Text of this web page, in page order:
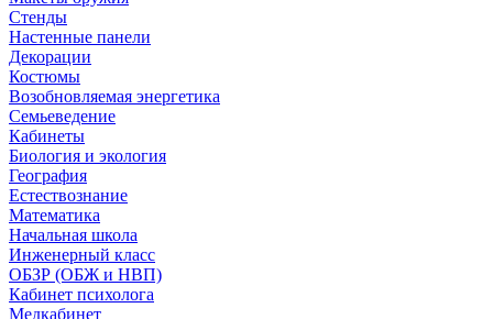
Стенды
Настенные панели
Декорации
Костюмы
Возобновляемая энергетика
Семьеведение
Кабинеты
Биология и экология
География
Естествознание
Математика
Начальная школа
Инженерный класс
ОБЗР (ОБЖ и НВП)
Кабинет психолога
Медкабинет